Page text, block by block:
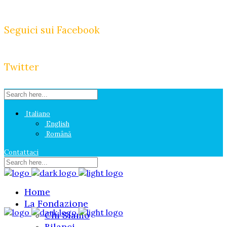
Seguici sui Facebook
Twitter
Italiano
English
Română
Contattaci
Home
La Fondazione
Chi Siamo